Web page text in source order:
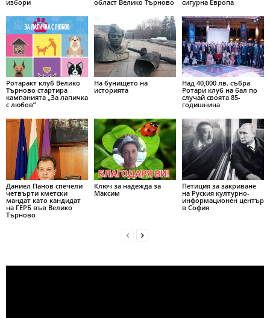
избори област Велико Търново сигурна Европа
Ротаракт клуб Велико
Търново стартира
кампанията „За лапичка
с любов”
На бунището на
историята
Над 40,000 лв. събра
Ротари клуб на бал по
случай своята 85-
годишнина
Даниел Панов спечели
четвърти кметски
мандат като кандидат
на ГЕРБ във Велико
Търново
Ключ за надежда за
Максим
Петиция за закриване
на Руския културно-
информационен център
в София